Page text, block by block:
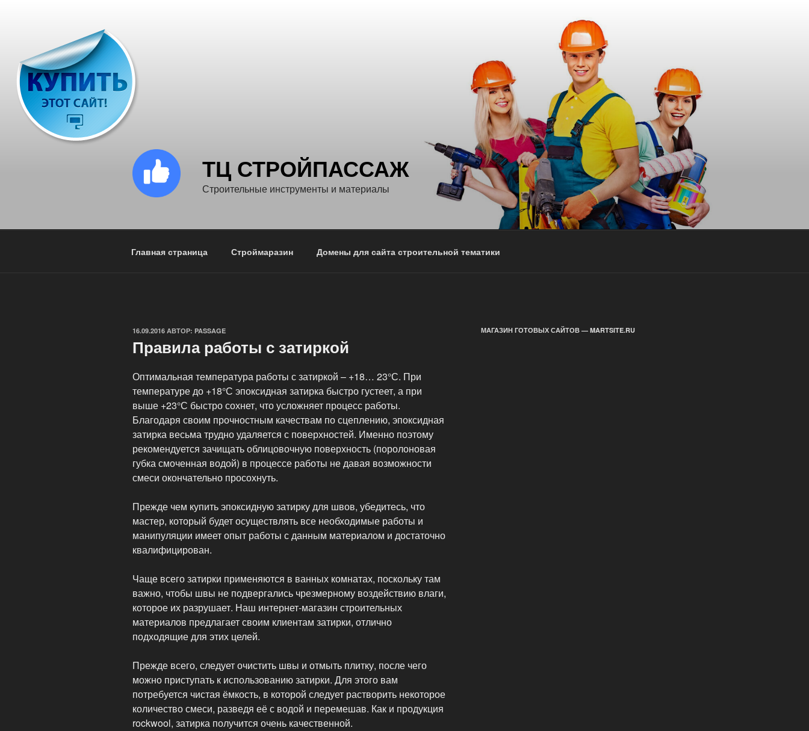
ТЦ СТРОЙПАССАЖ
Строительные инструменты и материалы
Главная страница Строймаразин Домены для сайта строительной тематики
ОПУБЛИКОВАНО
16.09.2016 АВТОР: PASSAGE
Правила работы с затиркой
Оптимальная температура работы с затиркой – +18… 23°С. При
температуре до +18°С эпоксидная затирка быстро густеет, а при
выше +23°С быстро сохнет, что усложняет процесс работы.
Благодаря своим прочностным качествам по сцеплению, эпоксидная
затирка весьма трудно удаляется с поверхностей. Именно поэтому
рекомендуется зачищать облицовочную поверхность (поролоновая
губка смоченная водой) в процессе работы не давая возможности
смеси окончательно просохнуть.
Прежде чем купить эпоксидную затирку для швов, убедитесь, что
мастер, который будет осуществлять все необходимые работы и
манипуляции имеет опыт работы с данным материалом и достаточно
квалифицирован.
Чаще всего затирки применяются в ванных комнатах, поскольку там
важно, чтобы швы не подвергались чрезмерному воздействию влаги,
которое их разрушает. Наш интернет-магазин строительных
материалов предлагает своим клиентам затирки, отлично
подходящие для этих целей.
Прежде всего, следует очистить швы и отмыть плитку, после чего
можно приступать к использованию затирки. Для этого вам
потребуется чистая ёмкость, в которой следует растворить некоторое
количество смеси, разведя её с водой и перемешав. Как и продукция
rockwool, затирка получится очень качественной.
МАГАЗИН ГОТОВЫХ САЙТОВ — MARTSITE.RU